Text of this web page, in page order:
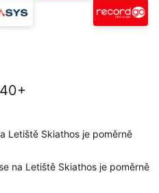
40+
Letiště Skiathos je poměrně
na Letiště Skiathos je poměrně